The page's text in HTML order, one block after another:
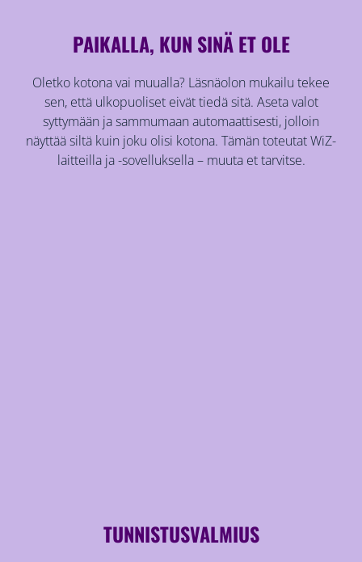
PAIKALLA, KUN SINÄ ET OLE
Oletko kotona vai muualla? Läsnäolon mukailu tekee
sen, että ulkopuoliset eivät tiedä sitä. Aseta valot
syttymään ja sammumaan automaattisesti, jolloin
näyttää siltä kuin joku olisi kotona. Tämän toteutat WiZ-
laitteilla ja -sovelluksella – muuta et tarvitse.
TUNNISTUSVALMIUS